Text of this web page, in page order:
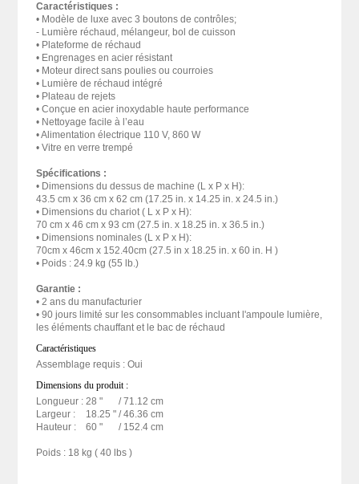
Caractéristiques :
• Modèle de luxe avec 3 boutons de contrôles;
- Lumière réchaud, mélangeur, bol de cuisson
• Plateforme de réchaud
• Engrenages en acier résistant
• Moteur direct sans poulies ou courroies
• Lumière de réchaud intégré
• Plateau de rejets
• Conçue en acier inoxydable haute performance
• Nettoyage facile à l’eau
• Alimentation électrique 110 V, 860 W
• Vitre en verre trempé
Spécifications :
• Dimensions du dessus de machine (L x P x H):
43.5 cm x 36 cm x 62 cm (17.25 in. x 14.25 in. x 24.5 in.)
• Dimensions du chariot ( L x P x H):
70 cm x 46 cm x 93 cm (27.5 in. x 18.25 in. x 36.5 in.)
• Dimensions nominales (L x P x H):
70cm x 46cm x 152.40cm (27.5 in x 18.25 in. x 60 in. H )
• Poids : 24.9 kg (55 lb.)
Garantie :
• 2 ans du manufacturier
• 90 jours limité sur les consommables incluant l'ampoule lumière,
les éléments chauffant et le bac de réchaud
Caractéristiques
Assemblage requis : Oui
Dimensions du produit :
Longueur : 28 "
/ 71.12 cm
Largeur :
18.25 "/ 46.36 cm
Hauteur :
60 " / 152.4 cm
Poids : 18 kg ( 40 lbs )